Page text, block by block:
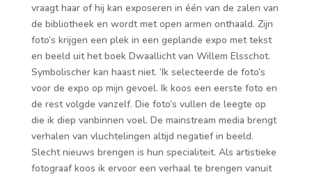
vraagt haar of hij kan exposeren in één van de zalen van
de bibliotheek en wordt met open armen onthaald. Zijn
foto’s krijgen een plek in een geplande expo met tekst
en beeld uit het boek Dwaallicht van Willem Elsschot.
Symbolischer kan haast niet. ‘Ik selecteerde de foto’s
voor de expo op mijn gevoel. Ik koos een eerste foto en
de rest volgde vanzelf. Die foto’s vullen de leegte op
die ik diep vanbinnen voel. De mainstream media brengt
verhalen van vluchtelingen altijd negatief in beeld.
Slecht nieuws brengen is hun specialiteit. Als artistieke
fotograaf koos ik ervoor een verhaal te brengen vanuit